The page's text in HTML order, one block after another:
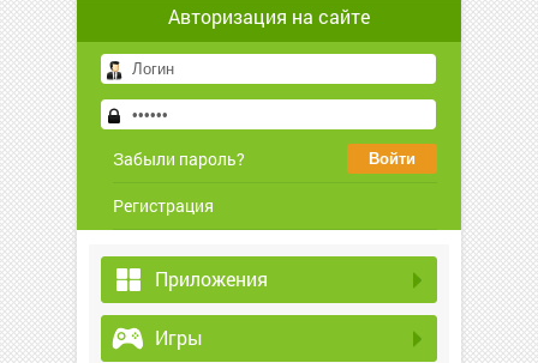
Авторизация на сайте
Забыли пароль?
Регистрация
Приложения
Игры